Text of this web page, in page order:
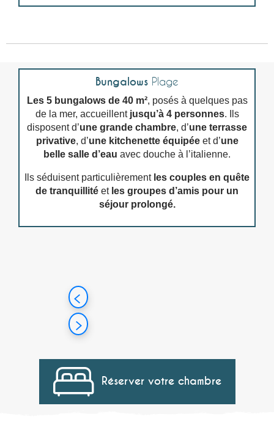
Bungalows Plage
Les 5 bungalows de 40 m², posés à quelques pas
de la mer, accueillent jusqu’à 4 personnes. Ils
disposent d’une grande chambre, d’une terrasse
privative, d’une kitchenette équipéeet d’une
belle salle d’eau avec douche à l’italienne.
Ils séduisent particulièrement les couples en quête
de tranquillité et les groupes d’amis pour un
séjour prolongé.
Réserver votre chambre